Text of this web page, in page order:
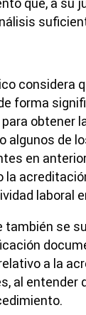
que, a su
considera
forma
obtener
algunos de
en
la
laboral
se
a la
al entender